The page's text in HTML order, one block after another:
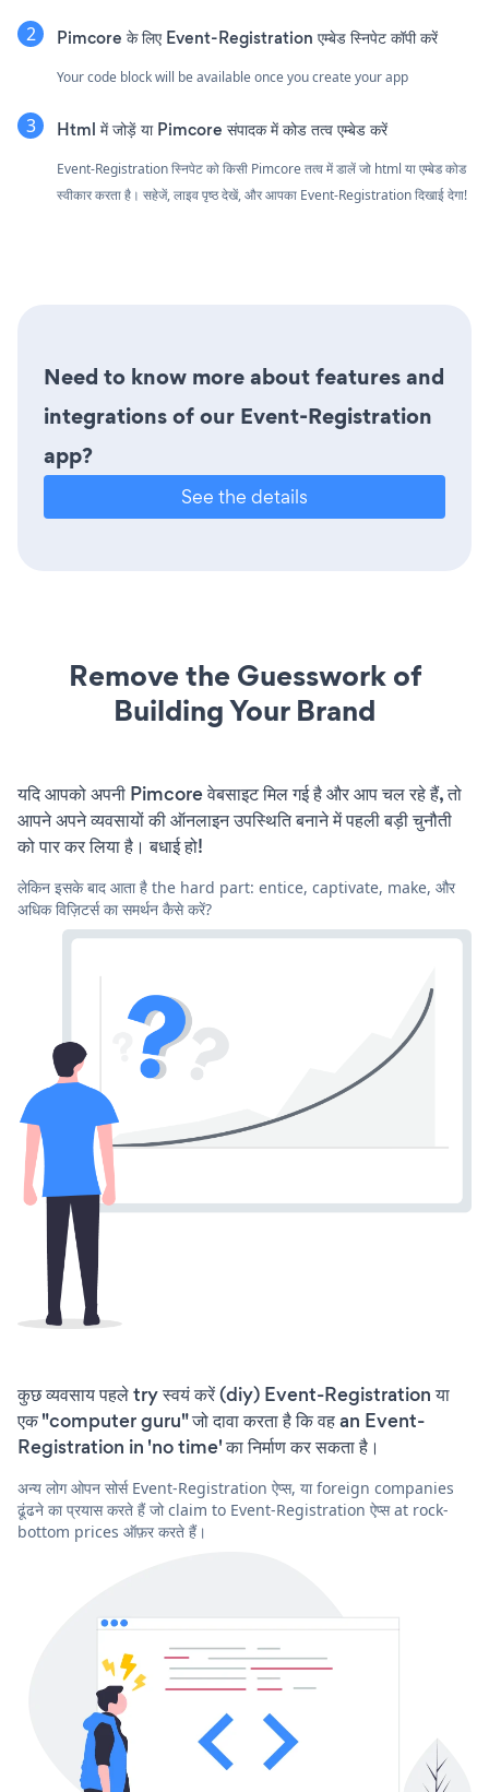
Pimcore के लिए Event-Registration एम्बेड स्निपेट कॉपी करें
Your code block will be available once you create your app
Html में जोड़ें या Pimcore संपादक में कोड तत्व एम्बेड करें
Event-Registration स्निपेट को किसी Pimcore तत्व में डालें जो html या एम्बेड कोड
स्वीकार करता है। सहेजें, लाइव पृष्ठ देखें, और आपका Event-Registration दिखाई देगा!
Need to know more about features and
integrations of our Event-Registration
app?
See the details
Remove the Guesswork of
Building Your Brand
यदि आपको अपनी Pimcore वेबसाइट मिल गई है और आप चल रहे हैं, तो
आपने अपने व्यवसायों की ऑनलाइन उपस्थिति बनाने में पहली बड़ी चुनौती
को पार कर लिया है। बधाई हो!
लेकिन इसके बाद आता है the hard part: entice, captivate, make, और
अधिक विज़िटर्स का समर्थन कैसे करें?
कुछ व्यवसाय पहले try स्वयं करें (diy) Event-Registration या
एक "computer guru" जो दावा करता है कि वह an Event-
Registration in 'no time' का निर्माण कर सकता है।
अन्य लोग ओपन सोर्स Event-Registration ऐप्स, या foreign companies
ढूंढने का प्रयास करते हैं जो claim to Event-Registration ऐप्स at rock-
bottom prices ऑफ़र करते हैं।